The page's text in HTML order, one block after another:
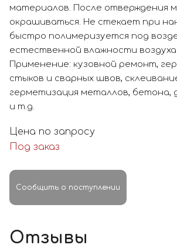
материалов. После отверждения
окрашиваться. Не стекает при
быстро полимеризуется под
естественной влажности воздуха.
Применение: кузовной ремонт,
стыков и сварных швов,
герметизация металлов, бетона,
и т.д.
Цена по запросу
Под заказ
Сообщить о поступлении
Отзывы